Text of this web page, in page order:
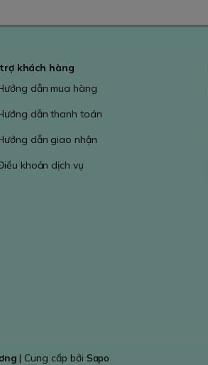
khách hàng
dẫn mua hàng
dẫn thanh toán
dẫn giao nhận
khoản dịch vụ
| Cung cấp bởi Sapo